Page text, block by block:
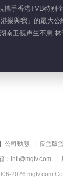
手香港TVB特
與我」的最大公
南卫视声生不息
公司動態 反盜版
：intl@mgtv.com
2026 mgtv.com